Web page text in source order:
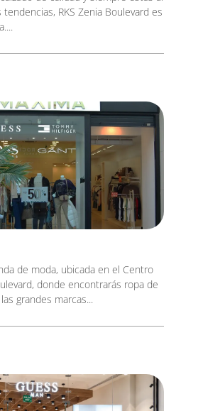
RKS Zenia Boulevard es
de moda, ubicada en el Centro
donde encontrarás ropa de
grandes marcas...